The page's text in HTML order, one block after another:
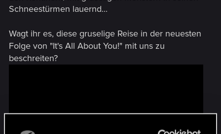
Schneestürmen lauernd...
Wagt ihr es, diese gruselige Reise in der neuesten
Folge von "It's All About You!" mit uns zu
beschreiten?